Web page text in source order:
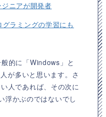
ニアが開発者
ラミングの学習にも
的に「Windows」と
が多いと思います。さ
人であれば、その次に
浮かぶのではないでし